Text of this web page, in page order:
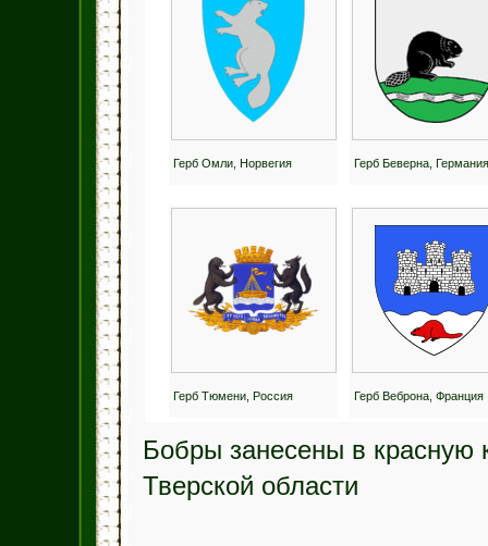
Герб Омли, Норвегия Герб Беверна, Германия
Герб Тюмени, Россия Герб Веброна, Франция
Бобры занесены в красную
Тверской области